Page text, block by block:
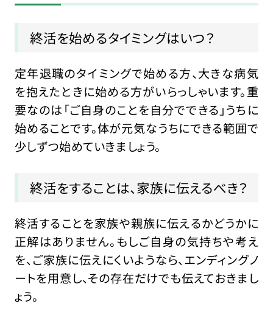
終活を始めるタイミングはいつ？
定年退職のタイミングで始める方、大きな病気
を抱えたときに始める方がいらっしゃいます。重
要なのは「ご自身のことを自分でできる」うちに
始めることです。体が元気なうちにできる範囲で
少しずつ始めていきましょう。
終活をすることは、家族に伝えるべき？
終活することを家族や親族に伝えるかどうかに
正解はありません。もしご自身の気持ちや考え
を、ご家族に伝えにくいようなら、エンディングノ
ートを用意し、その存在だけでも伝えておきまし
ょう。